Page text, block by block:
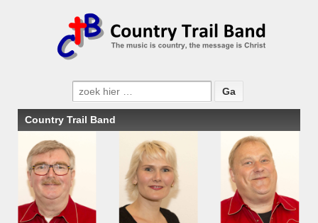
Zoeken
naar:
Country Trail Band